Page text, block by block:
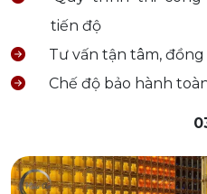
tiến độ
Tư vấn tận tâm,
Chế độ bảo hành